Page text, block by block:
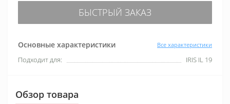
Основные характеристики Все характеристики
Подходит для: IRIS IL 19
БЫСТРЫЙ ЗАКАЗ
Обзор товара